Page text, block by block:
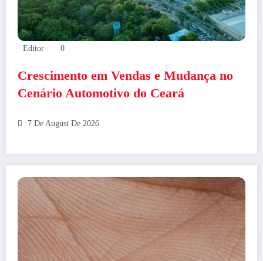
Editor 0
Crescimento em Vendas e Mudança no
Cenário Automotivo do Ceará
7 De August De 2026